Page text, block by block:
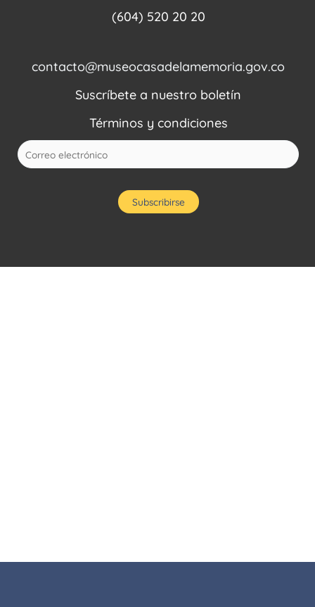
(604) 520 20 20
contacto@museocasadelamemoria.gov.co
Suscríbete a nuestro boletín
Términos y condiciones